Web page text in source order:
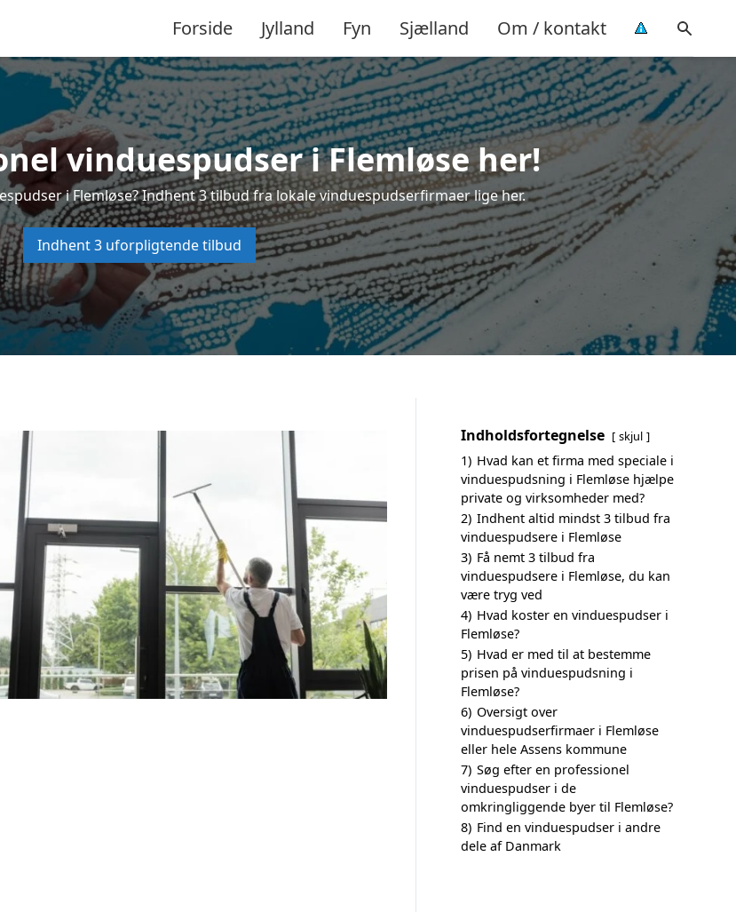
Forside Jylland Fyn Sjælland Om / kontakt
vinduespudser i Flemløse her!
i Flemløse? Indhent 3 tilbud fra lokale vinduespudserfirmaer lige her.
Indhent 3 uforpligtende tilbud
Indholdsfortegnelse skjul
1) Hvad kan et firma med speciale i
vinduespudsning i Flemløse hjælpe
private og virksomheder med?
2) Indhent altid mindst 3 tilbud fra
vinduespudsere i Flemløse
3) Få nemt 3 tilbud fra
vinduespudsere i Flemløse, du kan
være tryg ved
4) Hvad koster en vinduespudser i
Flemløse?
5) Hvad er med til at bestemme
prisen på vinduespudsning i
Flemløse?
6) Oversigt over
vinduespudserfirmaer i Flemløse
eller hele Assens kommune
7) Søg efter en professionel
vinduespudser i de
omkringliggende byer til Flemløse?
8) Find en vinduespudser i andre
dele af Danmark